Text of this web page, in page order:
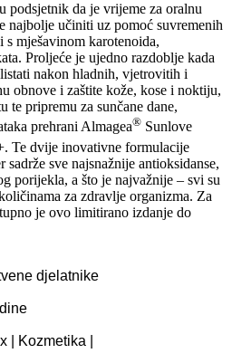
podsjetnik da je vrijeme za oralnu
najbolje učiniti uz pomoć suvremenih
mješavinom karotenoida,
Proljeće je ujedno razdoblje kada
nakon hladnih, vjetrovitih i
obnove i zaštite kože, kose i noktiju,
te pripremu za sunčane dane,
prehrani Almagea® Sunlove
Te dvije inovativne formulacije
sve najsnažnije antioksidanse,
porijekla, a što je najvažnije – svi su
za zdravlje organizma. Za
je ovo limitirano izdanje do
djelatnike
| Kozmetika |